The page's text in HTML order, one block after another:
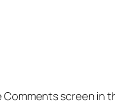
screen in